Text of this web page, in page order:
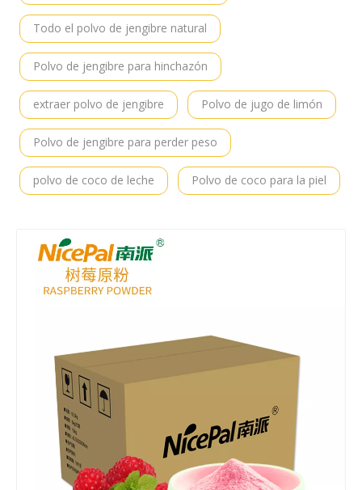
Todo el polvo de jengibre natural
Polvo de jengibre para hinchazón
extraer polvo de jengibre Polvo de jugo de limón
Polvo de jengibre para perder peso
polvo de coco de leche Polvo de coco para la piel